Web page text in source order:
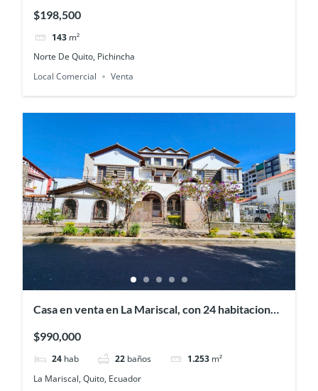
$198,500
143 m²
Norte De Quito, Pichincha
Local Comercial
Venta
Casa en venta en La Mariscal, con 24 habitaciones
$990,000
24 hab 22 baños 1.253 m²
La Mariscal, Quito, Ecuador